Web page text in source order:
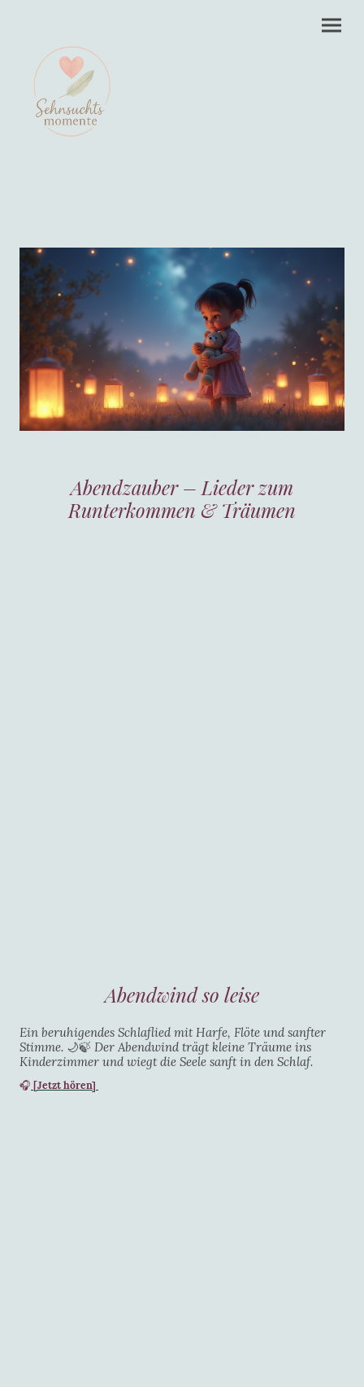
Abendzauber – Lieder zum
Runterkommen & Träumen
Abendwind so leise
Ein beruhigendes Schlaflied mit Harfe, Flöte und sanfter
Stimme. 🌙🍃 Der Abendwind trägt kleine Träume ins
Kinderzimmer und wiegt die Seele sanft in den Schlaf.
🎧 [Jetzt hören]